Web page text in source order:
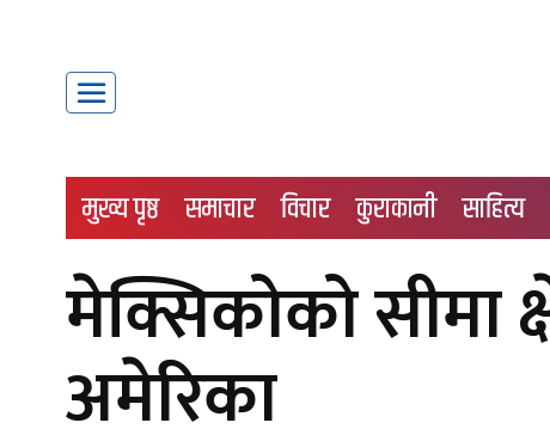
मुख्य पृष्ठ समाचार विचार कुराकानी साहित्य
मेक्सिकोको सीमा
अमेरिका